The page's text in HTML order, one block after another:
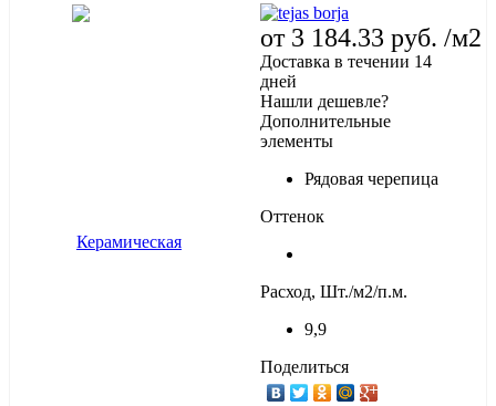
от 3 184.33 руб. /м2
Доставка в течении 14
дней
Нашли дешевле?
Дополнительные
элементы
Рядовая черепица
Оттенок
Расход, Шт./м2/п.м.
9,9
Поделиться